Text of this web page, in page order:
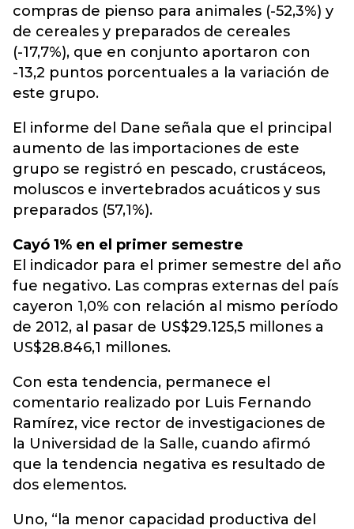
compras de pienso para animales (-52,3%) y
de cereales y preparados de cereales
(-17,7%), que en conjunto aportaron con
-13,2 puntos porcentuales a la variación de
este grupo.
El informe del Dane señala que el principal
aumento de las importaciones de este
grupo se registró en pescado, crustáceos,
moluscos e invertebrados acuáticos y sus
preparados (57,1%).
Cayó 1% en el primer semestre
El indicador para el primer semestre del año
fue negativo. Las compras externas del país
cayeron 1,0% con relación al mismo período
de 2012, al pasar de US$29.125,5 millones a
US$28.846,1 millones.
Con esta tendencia, permanece el
comentario realizado por Luis Fernando
Ramírez, vice rector de investigaciones de
la Universidad de la Salle, cuando afirmó
que la tendencia negativa es resultado de
dos elementos.
Uno, “la menor capacidad productiva del